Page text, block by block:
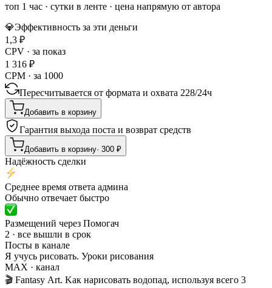
топ 1 час · сутки в ленте · цена напрямую от автора
💎Эффективность за эти деньги
1,3 ₽
CPV · за показ
1 316 ₽
CPM · за 1000
Пересчитывается от формата и охвата 228/24ч
Добавить в корзину
Гарантия выхода поста и возврат средств
Добавить в корзину· 300 ₽
Надёжность сделки
Среднее время ответа админа
Обычно отвечает быстро
Размещений через Помогач
2 · все вышли в срок
Посты в канале
Я учусь рисовать. Уроки рисования
MAX · канал
🎬 Fаntаsу Аrt. Kaк нapиcoвaть вoдoпaд, иcпoльзyя вceгo 3